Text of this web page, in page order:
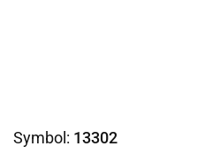
Symbol: 13302